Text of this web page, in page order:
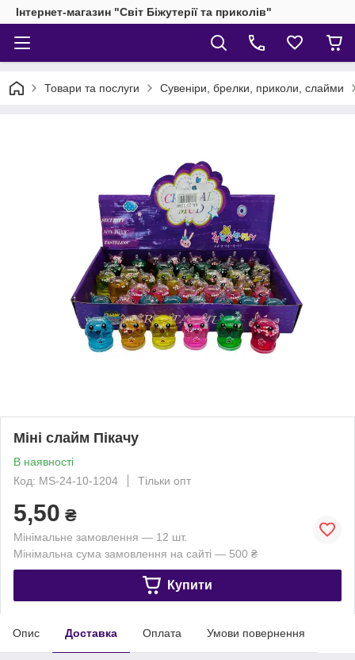
Інтернет-магазин "Світ Біжутерії та приколів"
Товари та послуги Сувеніри, брелки, приколи, слайми
Міні слайм Пікачу
В наявності
Код: MS-24-10-1204
Тільки опт
5,50 ₴
Мінімальне замовлення — 12 шт.
Мінімальна сума замовлення на сайті — 500 ₴
Купити
Опис Доставка Оплата Умови повернення